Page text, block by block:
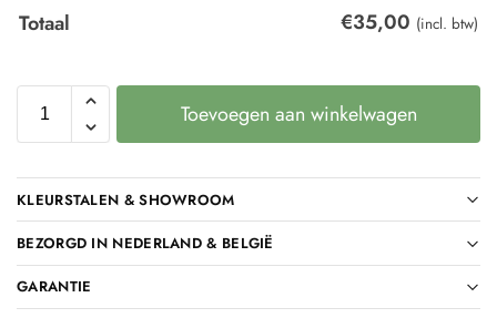
Totaal €35,00 (incl. btw)
Toevoegen aan winkelwagen
KLEURSTALEN & SHOWROOM
BEZORGD IN NEDERLAND & BELGIË
GARANTIE